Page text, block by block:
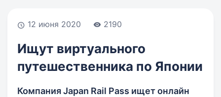
12 июня 2020 2190
Ищут виртуального
путешественника по Японии
Компания Japan Rail Pass ищет онлайн